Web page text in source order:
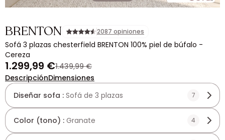
BRENTON 2087 opiniones
Sofá 3 plazas chesterfield BRENTON 100% piel de búfalo -
Cereza
1.299,99 €1.439,99 €
DescripciónDimensiones
Diseñar sofa : Sofá de 3 plazas 7
Color (tono) : Granate 4